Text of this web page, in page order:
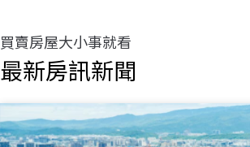
買賣房屋大小事就看
最新房訊新聞